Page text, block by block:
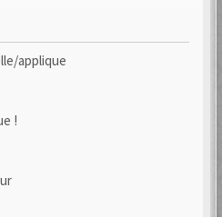
applique
!